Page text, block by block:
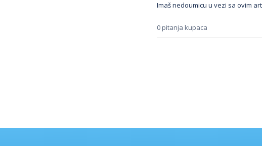
Imaš nedoumicu u vezi sa ovim
0 pitanja kupaca